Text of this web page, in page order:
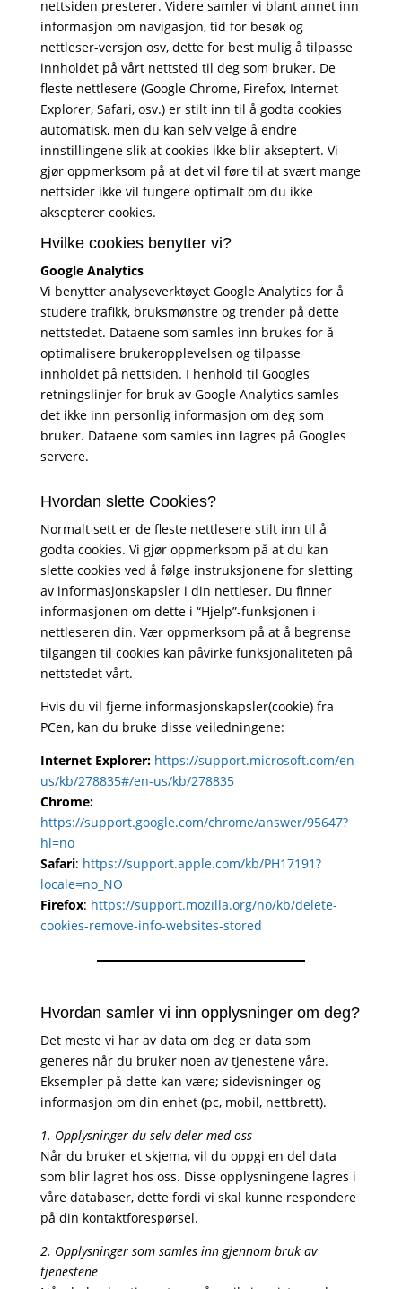
nettsiden presterer. Videre samler vi blant annet inn
informasjon om navigasjon, tid for besøk og
nettleser-versjon osv, dette for best mulig å tilpasse
innholdet på vårt nettsted til deg som bruker. De
fleste nettlesere (Google Chrome, Firefox, Internet
Explorer, Safari, osv.) er stilt inn til å godta cookies
automatisk, men du kan selv velge å endre
innstillingene slik at cookies ikke blir akseptert. Vi
gjør oppmerksom på at det vil føre til at svært mange
nettsider ikke vil fungere optimalt om du ikke
aksepterer cookies.
Hvilke cookies benytter vi?
Google Analytics
Vi benytter analyseverktøyet Google Analytics for å
studere trafikk, bruksmønstre og trender på dette
nettstedet. Dataene som samles inn brukes for å
optimalisere brukeropplevelsen og tilpasse
innholdet på nettsiden. I henhold til Googles
retningslinjer for bruk av Google Analytics samles
det ikke inn personlig informasjon om deg som
bruker. Dataene som samles inn lagres på Googles
servere.
Hvordan slette Cookies?
Normalt sett er de fleste nettlesere stilt inn til å
godta cookies. Vi gjør oppmerksom på at du kan
slette cookies ved å følge instruksjonene for sletting
av informasjonskapsler i din nettleser. Du finner
informasjonen om dette i “Hjelp”-funksjonen i
nettleseren din. Vær oppmerksom på at å begrense
tilgangen til cookies kan påvirke funksjonaliteten på
nettstedet vårt.
Hvis du vil fjerne informasjonskapsler(cookie) fra
PCen, kan du bruke disse veiledningene:
Internet Explorer: https://support.microsoft.com/en-
us/kb/278835#/en-us/kb/278835
Chrome:
https://support.google.com/chrome/answer/95647?
hl=no
Safari: https://support.apple.com/kb/PH17191?
locale=no_NO
Firefox: https://support.mozilla.org/no/kb/delete-
cookies-remove-info-websites-stored
Hvordan samler vi inn opplysninger om deg?
Det meste vi har av data om deg er data som
generes når du bruker noen av tjenestene våre.
Eksempler på dette kan være; sidevisninger og
informasjon om din enhet (pc, mobil, nettbrett).
1. Opplysninger du selv deler med oss
Når du bruker et skjema, vil du oppgi en del data
som blir lagret hos oss. Disse opplysningene lagres i
våre databaser, dette fordi vi skal kunne respondere
på din kontaktforespørsel.
2. Opplysninger som samles inn gjennom bruk av
tjenestene